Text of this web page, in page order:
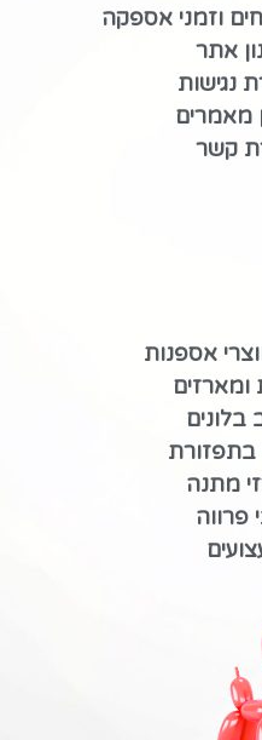
וזמני אספקה
אתר
נגישות
מאמרים
קשר
אספנות
ומארזים
בלונים
בתפזורת
מתנה
פרווה